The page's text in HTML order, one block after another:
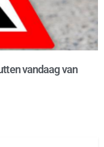
vandaag van